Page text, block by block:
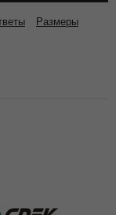
Размеры